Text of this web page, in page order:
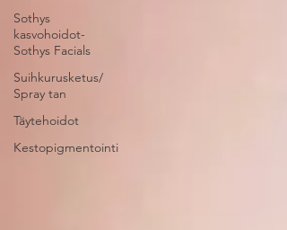
Sothys
kasvohoidot-
Sothys Facials
Suihkurusketus/
Spray tan
Täytehoidot
Kestopigmentointi